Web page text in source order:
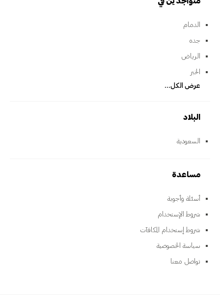
الدمام
جده
الرياض
الخبر
عرض الكل...
البلاد
السعودية
مساعدة
أسئلة وأجوبة
شروط الإستخدام
شروط إستخدام المكافآت
سياسة الخصوصية
تواصل معنا